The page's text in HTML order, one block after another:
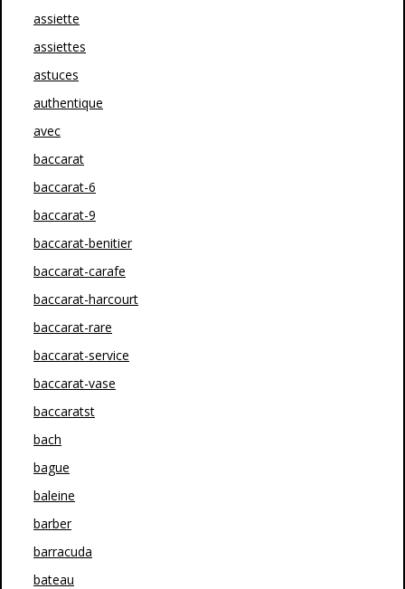
assiette
assiettes
astuces
authentique
avec
baccarat
baccarat-6
baccarat-9
baccarat-benitier
baccarat-carafe
baccarat-harcourt
baccarat-rare
baccarat-service
baccarat-vase
baccaratst
bach
bague
baleine
barber
barracuda
bateau